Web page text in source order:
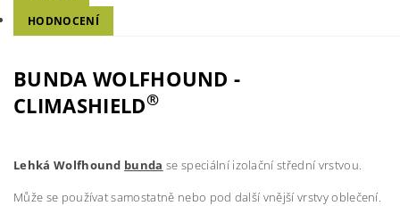
HODNOCENÍ
BUNDA WOLFHOUND -
CLIMASHIELD®
Lehká Wolfhound bunda se speciální izolační střední vrstvou.
Může se používat samostatně nebo pod další vnější vrstvy oblečení.